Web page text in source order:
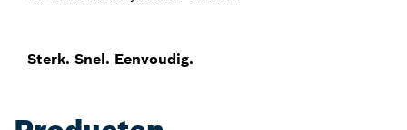
Sterk. Snel. Eenvoudig.